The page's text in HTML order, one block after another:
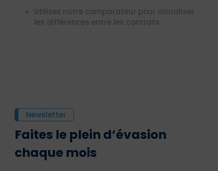
Utilisez notre comparateur pour visualiser
les différences entre les contrats.
Newsletter
Faites le plein d’évasion
chaque mois